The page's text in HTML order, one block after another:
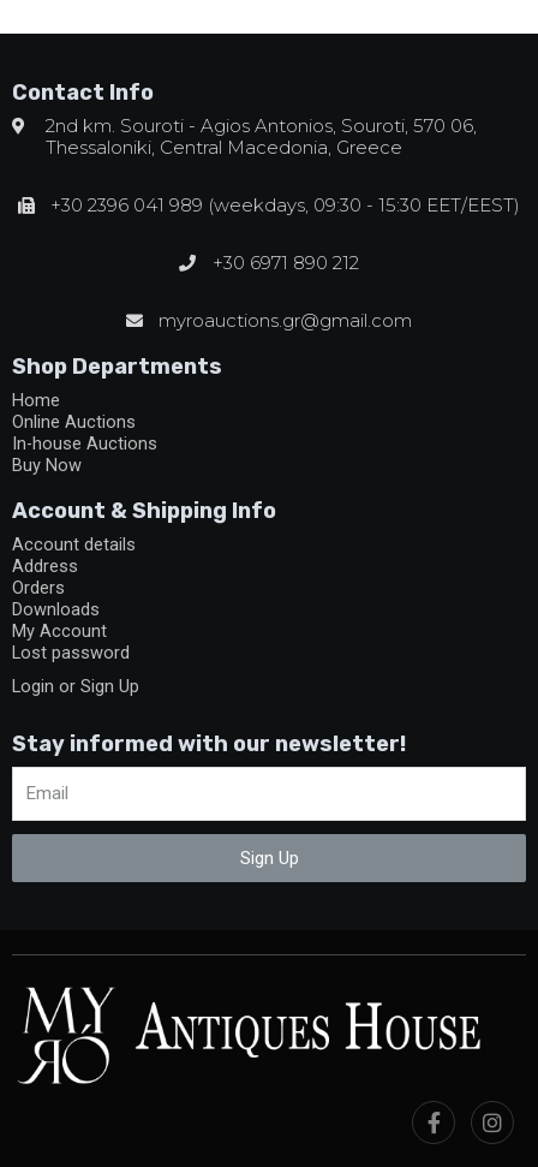
Contact Info
2nd km. Souroti - Agios Antonios, Souroti, 570 06,
Thessaloniki, Central Macedonia, Greece
+30 2396 041 989 (weekdays, 09:30 - 15:30 EET/EEST)
+30 6971 890 212
myroauctions.gr@gmail.com
Shop Departments
Home
Online Auctions
In-house Auctions
Buy Now
Account & Shipping Info
Account details
Address
Orders
Downloads
My Account
Lost password
Login or Sign Up
Stay informed with our newsletter!
Sign Up